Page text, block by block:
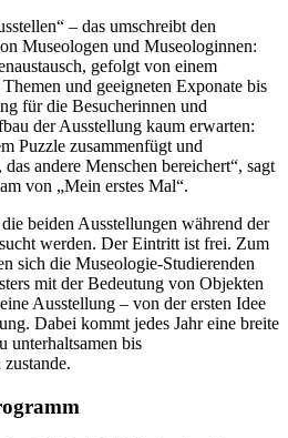
– das umschreibt den
Museologen und Museologinnen:
gefolgt von einem
und geeigneten Exponate bis
für die Besucherinnen und
der Ausstellung kaum erwarten:
Puzzle zusammenfügt und
andere Menschen bereichert“, sagt
von „Mein erstes Mal“.
beiden Ausstellungen während der
werden. Der Eintritt ist frei. Zum
sich die Museologie-Studierenden
mit der Bedeutung von Objekten
Ausstellung – von der ersten Idee
Dabei kommt jedes Jahr eine breite
unterhaltsamen bis